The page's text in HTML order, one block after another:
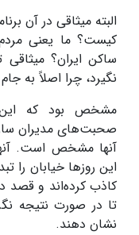
البته میثاقی در آن
کیست؟ ما یعنی
ساکن ایران؟
نگیرد، چرا اصلاً به
مشخص بود که
صحبت‌های مدیران
آنها مشخص است.
این روز‌ها خیابان
کاذب کرده‌اند و قصد
تا در صورت نتیجه
نشان دهند.